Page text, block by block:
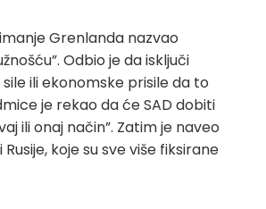
Grenlanda nazvao
Odbio je da isključi
ili ekonomske prisile da to
je rekao da će SAD dobiti
ili onaj način”. Zatim je naveo
koje su sve više fiksirane